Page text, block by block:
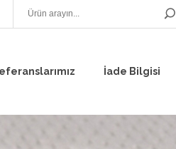
İade Bilgisi